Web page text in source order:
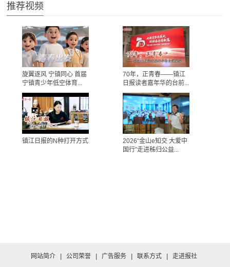
推荐视频
旋翼逐风 宁镇同心 首届
宁镇青少年低空体育...
70年，正青春——镇江
日报读者嘉年华的台前...
镇江日报的N种打开方式
2026“金山e知交 大爱中
国行”走进秭归公益...
网站简介 公司荣誉 广告服务 联系方式 走进报社